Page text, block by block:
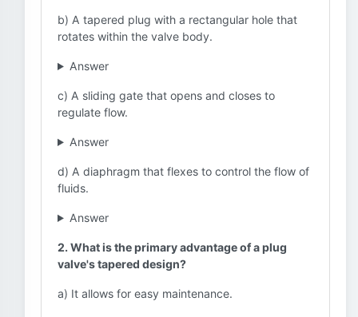
b) A tapered plug with a rectangular hole that
rotates within the valve body.
Answer
c) A sliding gate that opens and closes to
regulate flow.
Answer
d) A diaphragm that flexes to control the flow of
fluids.
Answer
2. What is the primary advantage of a plug
valve's tapered design?
a) It allows for easy maintenance.